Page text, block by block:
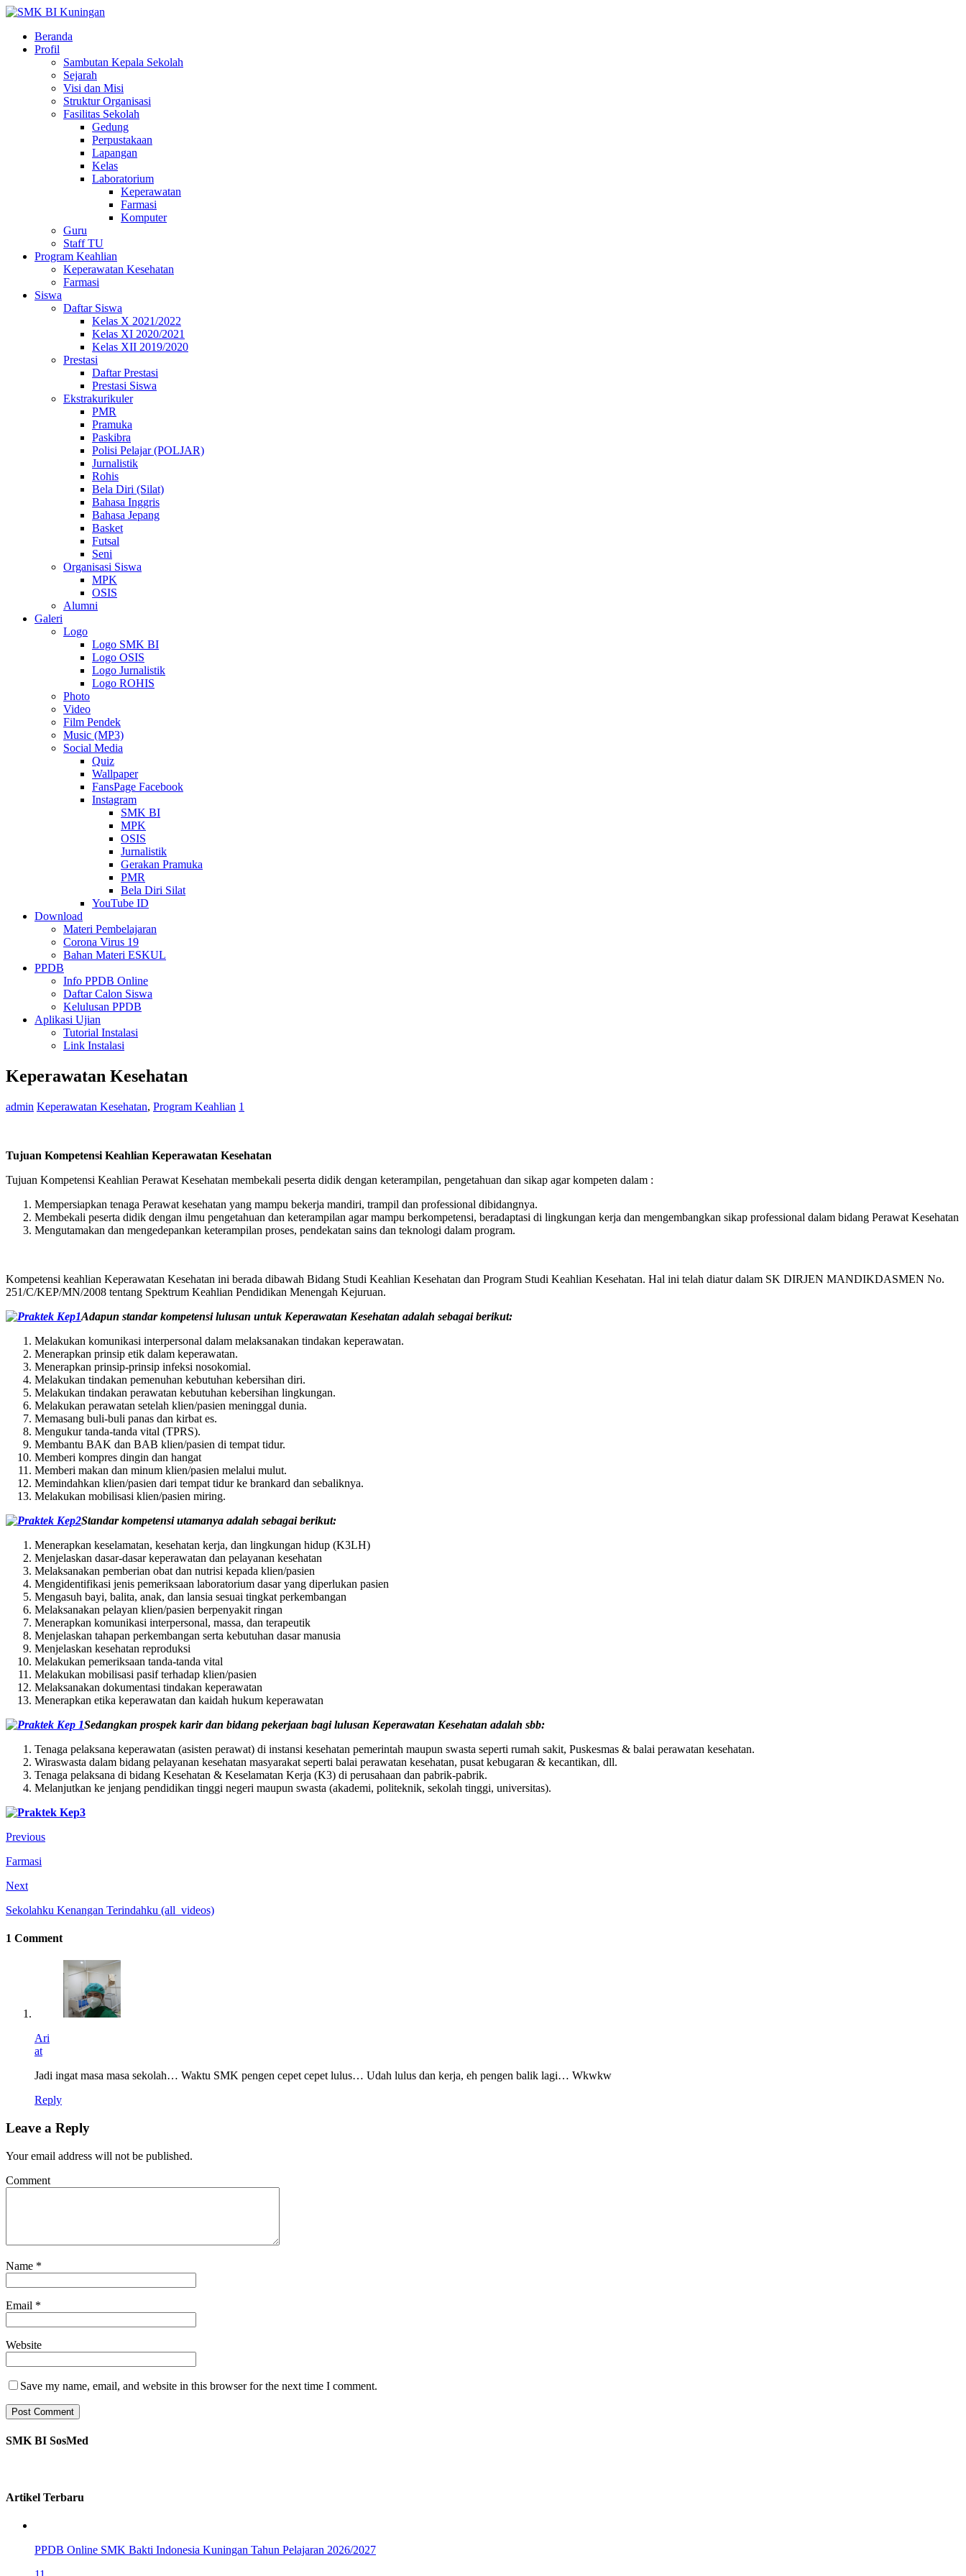
Beranda
Profil
Sambutan Kepala Sekolah
Sejarah
Visi dan Misi
Struktur Organisasi
Fasilitas Sekolah
Gedung
Perpustakaan
Lapangan
Kelas
Laboratorium
Keperawatan
Farmasi
Komputer
Guru
Staff TU
Program Keahlian
Keperawatan Kesehatan
Farmasi
Siswa
Daftar Siswa
Kelas X 2021/2022
Kelas XI 2020/2021
Kelas XII 2019/2020
Prestasi
Daftar Prestasi
Prestasi Siswa
Ekstrakurikuler
PMR
Pramuka
Paskibra
Polisi Pelajar (POLJAR)
Jurnalistik
Rohis
Bela Diri (Silat)
Bahasa Inggris
Bahasa Jepang
Basket
Futsal
Seni
Organisasi Siswa
MPK
OSIS
Alumni
Galeri
Logo
Logo SMK BI
Logo OSIS
Logo Jurnalistik
Logo ROHIS
Photo
Video
Film Pendek
Music (MP3)
Social Media
Quiz
Wallpaper
FansPage Facebook
Instagram
SMK BI
MPK
OSIS
Jurnalistik
Gerakan Pramuka
PMR
Bela Diri Silat
YouTube ID
Download
Materi Pembelajaran
Corona Virus 19
Bahan Materi ESKUL
PPDB
Info PPDB Online
Daftar Calon Siswa
Kelulusan PPDB
Aplikasi Ujian
Tutorial Instalasi
Link Instalasi
Keperawatan Kesehatan
admin Keperawatan Kesehatan, Program Keahlian 1
Tujuan Kompetensi Keahlian Keperawatan Kesehatan
Tujuan Kompetensi Keahlian Perawat Kesehatan membekali peserta didik dengan keterampilan, pengetahuan dan sikap agar kompeten dalam :
Mempersiapkan tenaga Perawat kesehatan yang mampu bekerja mandiri, trampil dan professional dibidangnya.
Membekali peserta didik dengan ilmu pengetahuan dan keterampilan agar mampu berkompetensi, beradaptasi di lingkungan kerja dan mengembangkan sikap professional dalam bidang Perawat Kesehatan
Mengutamakan dan mengedepankan keterampilan proses, pendekatan sains dan teknologi dalam program.
Kompetensi keahlian Keperawatan Kesehatan ini berada dibawah Bidang Studi Keahlian Kesehatan dan Program Studi Keahlian Kesehatan. Hal ini telah diatur dalam SK DIRJEN MANDIKDASMEN No.
251/C/KEP/MN/2008 tentang Spektrum Keahlian Pendidikan Menengah Kejuruan.
Adapun standar kompetensi lulusan untuk Keperawatan Kesehatan adalah sebagai berikut:
Melakukan komunikasi interpersonal dalam melaksanakan tindakan keperawatan.
Menerapkan prinsip etik dalam keperawatan.
Menerapkan prinsip-prinsip infeksi nosokomial.
Melakukan tindakan pemenuhan kebutuhan kebersihan diri.
Melakukan tindakan perawatan kebutuhan kebersihan lingkungan.
Melakukan perawatan setelah klien/pasien meninggal dunia.
Memasang buli-buli panas dan kirbat es.
Mengukur tanda-tanda vital (TPRS).
Membantu BAK dan BAB klien/pasien di tempat tidur.
Memberi kompres dingin dan hangat
Memberi makan dan minum klien/pasien melalui mulut.
Memindahkan klien/pasien dari tempat tidur ke brankard dan sebaliknya.
Melakukan mobilisasi klien/pasien miring.
Standar kompetensi utamanya adalah sebagai berikut:
Menerapkan keselamatan, kesehatan kerja, dan lingkungan hidup (K3LH)
Menjelaskan dasar-dasar keperawatan dan pelayanan kesehatan
Melaksanakan pemberian obat dan nutrisi kepada klien/pasien
Mengidentifikasi jenis pemeriksaan laboratorium dasar yang diperlukan pasien
Mengasuh bayi, balita, anak, dan lansia sesuai tingkat perkembangan
Melaksanakan pelayan klien/pasien berpenyakit ringan
Menerapkan komunikasi interpersonal, massa, dan terapeutik
Menjelaskan tahapan perkembangan serta kebutuhan dasar manusia
Menjelaskan kesehatan reproduksi
Melakukan pemeriksaan tanda-tanda vital
Melakukan mobilisasi pasif terhadap klien/pasien
Melaksanakan dokumentasi tindakan keperawatan
Menerapkan etika keperawatan dan kaidah hukum keperawatan
Sedangkan prospek karir dan bidang pekerjaan bagi lulusan Keperawatan Kesehatan adalah sbb:
Tenaga pelaksana keperawatan (asisten perawat) di instansi kesehatan pemerintah maupun swasta seperti rumah sakit, Puskesmas & balai perawatan kesehatan.
Wiraswasta dalam bidang pelayanan kesehatan masyarakat seperti balai perawatan kesehatan, pusat kebugaran & kecantikan, dll.
Tenaga pelaksana di bidang Kesehatan & Keselamatan Kerja (K3) di perusahaan dan pabrik-pabrik.
Melanjutkan ke jenjang pendidikan tinggi negeri maupun swasta (akademi, politeknik, sekolah tinggi, universitas).
Previous
Farmasi
Next
Sekolahku Kenangan Terindahku (all_videos)
1 Comment
Ari
at
Jadi ingat masa masa sekolah… Waktu SMK pengen cepet cepet lulus… Udah lulus dan kerja, eh pengen balik lagi… Wkwkw
Reply
Leave a Reply
Your email address will not be published.
Comment
Name *
Email *
Website
Save my name, email, and website in this browser for the next time I comment.
SMK BI SosMed
Artikel Terbaru
PPDB Online SMK Bakti Indonesia Kuningan Tahun Pelajaran 2026/2027